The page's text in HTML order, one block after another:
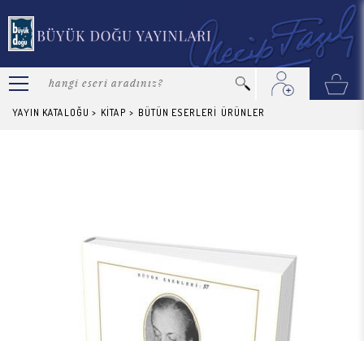
YAYIN KATALOĞU > KİTAP > BÜTÜN ESERLERİ ÜRÜNLER